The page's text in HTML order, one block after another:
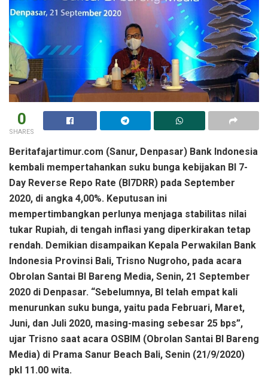
0
SHARES
Beritafajartimur.com (Sanur, Denpasar) Bank Indonesia
kembali mempertahankan suku bunga kebijakan BI 7-
Day Reverse Repo Rate (BI7DRR) pada September
2020, di angka 4,00%. Keputusan ini
mempertimbangkan perlunya menjaga stabilitas nilai
tukar Rupiah, di tengah inflasi yang diperkirakan tetap
rendah. Demikian disampaikan Kepala Perwakilan Bank
Indonesia Provinsi Bali, Trisno Nugroho, pada acara
Obrolan Santai BI Bareng Media, Senin, 21 September
2020 di Denpasar. “Sebelumnya, BI telah empat kali
menurunkan suku bunga, yaitu pada Februari, Maret,
Juni, dan Juli 2020, masing-masing sebesar 25 bps”,
ujar Trisno saat acara OSBIM (Obrolan Santai BI Bareng
Media) di Prama Sanur Beach Bali, Senin (21/9/2020)
pkl 11.00 wita.